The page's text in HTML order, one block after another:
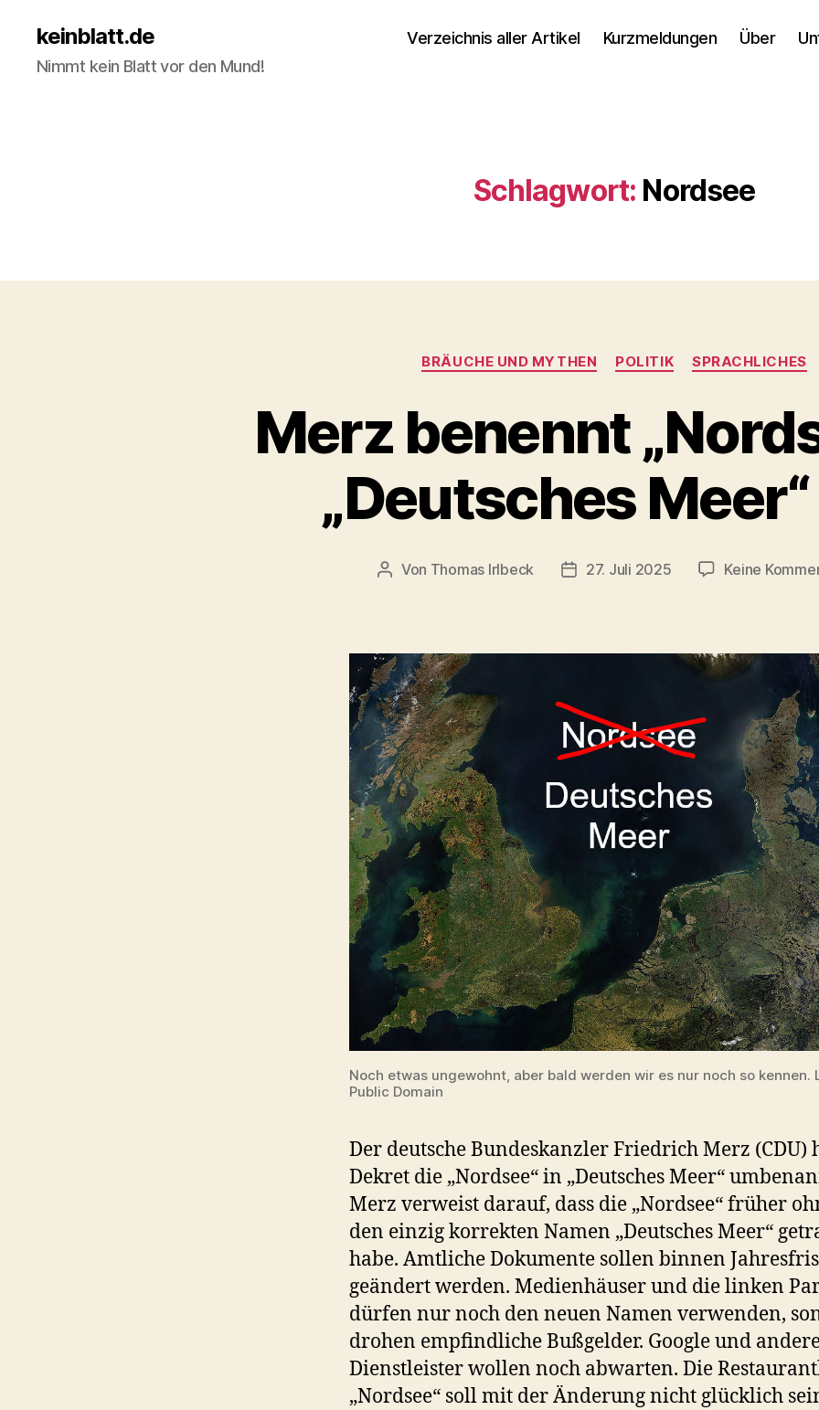
keinblatt.de
Nimmt kein Blatt vor den Mund!
Verzeichnis aller Artikel Kurzmeldungen Über
Schlagwort: Nordsee
Kategorien
BRÄUCHE UND MYTHEN POLITIK SPRACHLICHES
Merz benennt
„Deutsches
Beitragsautor
Von Thomas Irlbeck Veröffentlichungsdatum
27. Juli 2025 Keine
Noch etwas ungewohnt, aber bald werden wir es nur noch so kennen.
Public Domain
Der deutsche Bundeskanzler Friedrich Merz (CDU)
Dekret die „Nordsee“ in „Deutsches Meer“
Merz verweist darauf, dass die „Nordsee“ früher
den einzig korrekten Namen „Deutsches Meer“
habe. Amtliche Dokumente sollen binnen
geändert werden. Medienhäuser und die linken
dürfen nur noch den neuen Namen verwenden,
drohen empfindliche Bußgelder. Google und
Dienstleister wollen noch abwarten. Die
„Nordsee“ soll mit der Änderung nicht glücklich